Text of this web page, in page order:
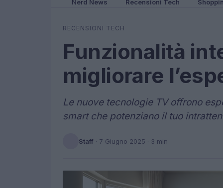
Nerd News Recensioni Tech
RECENSIONI TECH
Funzionalità
migliorare
Le nuove tecnologie TV offrono
smart che potenziano il tuo
Staff · 7 Giugno 2025 · 3 min